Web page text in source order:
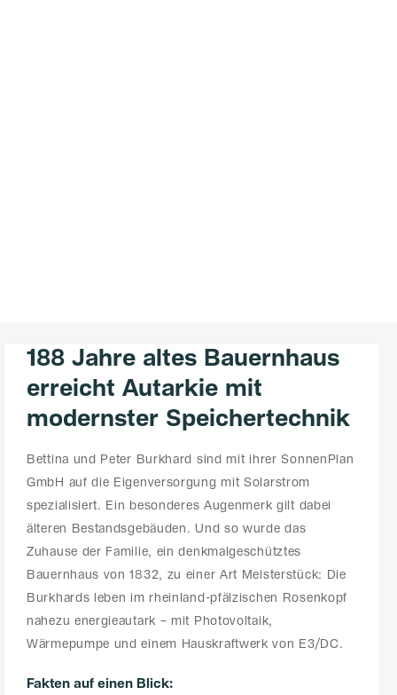
188 Jahre altes Bauernhaus
erreicht Autarkie mit
modernster Speichertechnik
Bettina und Peter Burkhard sind mit ihrer SonnenPlan
GmbH auf die Eigenversorgung mit Solarstrom
spezialisiert. Ein besonderes Augenmerk gilt dabei
älteren Bestandsgebäuden. Und so wurde das
Zuhause der Familie, ein denkmalgeschütztes
Bauernhaus von 1832, zu einer Art Meisterstück: Die
Burkhards leben im rheinland-pfälzischen Rosenkopf
nahezu energieautark – mit Photovoltaik,
Wärmepumpe und einem Hauskraftwerk von E3/DC.
Fakten auf einen Blick: